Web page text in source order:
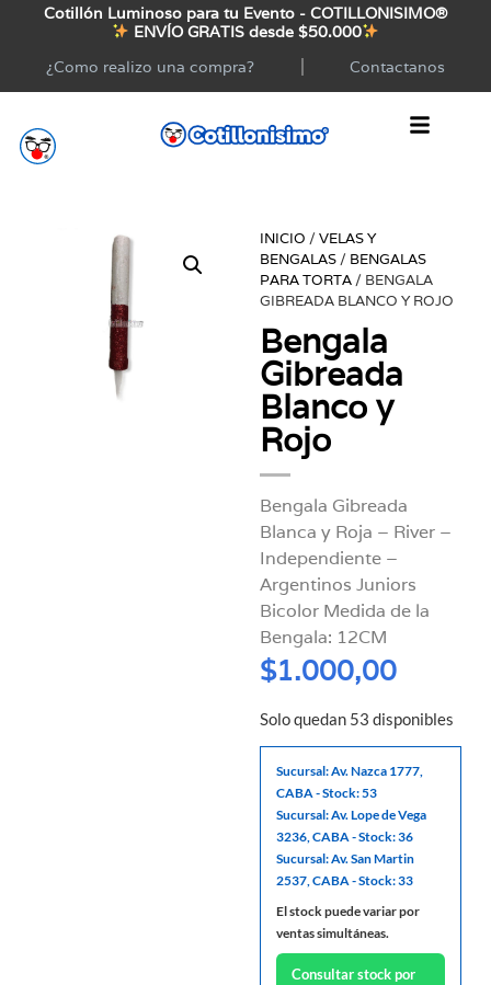
Cotillón Luminoso para tu Evento - COTILLONISIMO®
ENVÍO GRATIS desde $50.000
¿Como realizo una compra?
Contactanos
INICIO /VELAS Y
BENGALAS / BENGALAS
PARA TORTA / BENGALA
GIBREADA BLANCO Y ROJO
Bengala
Gibreada
Blanco y
Rojo
Bengala Gibreada
Blanca y Roja – River –
Independiente –
Argentinos Juniors
Bicolor Medida de la
Bengala: 12CM
$1.000,00
Solo quedan 53 disponibles
Sucursal: Av. Nazca 1777,
CABA - Stock: 53
Sucursal: Av. Lope de Vega
3236, CABA - Stock: 36
Sucursal: Av. San Martin
2537, CABA - Stock: 33
El stock puede variar por
ventas simultáneas.
Consultar stock por